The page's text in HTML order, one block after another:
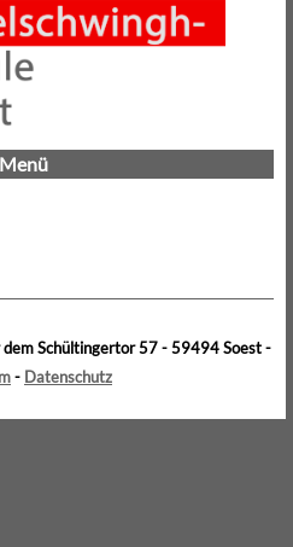
Menü
dem Schültingertor 57 - 59494 Soest -
- Datenschutz